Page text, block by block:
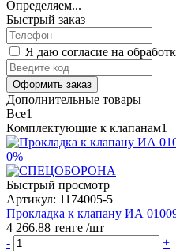
Определяем...
Быстрый заказ
Я даю согласие на
Оформить заказ
Дополнительные товары
Все1
Комплектующие к клапанам1
0%
Быстрый просмотр
Артикул: 1174005-5
Прокладка к клапану ИА
4 266.88 тенге /шт
-
+